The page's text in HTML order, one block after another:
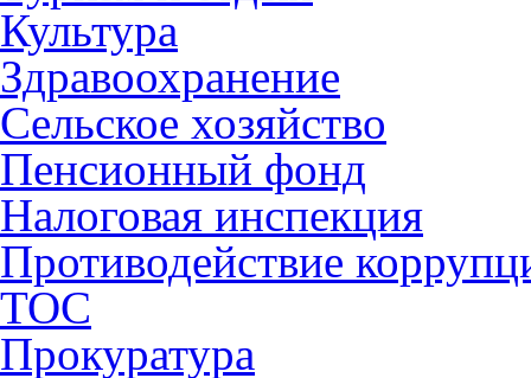
Культура
Здравоохранение
Сельское хозяйство
Пенсионный фонд
Налоговая инспекция
Противодействие
ТОС
Прокуратура